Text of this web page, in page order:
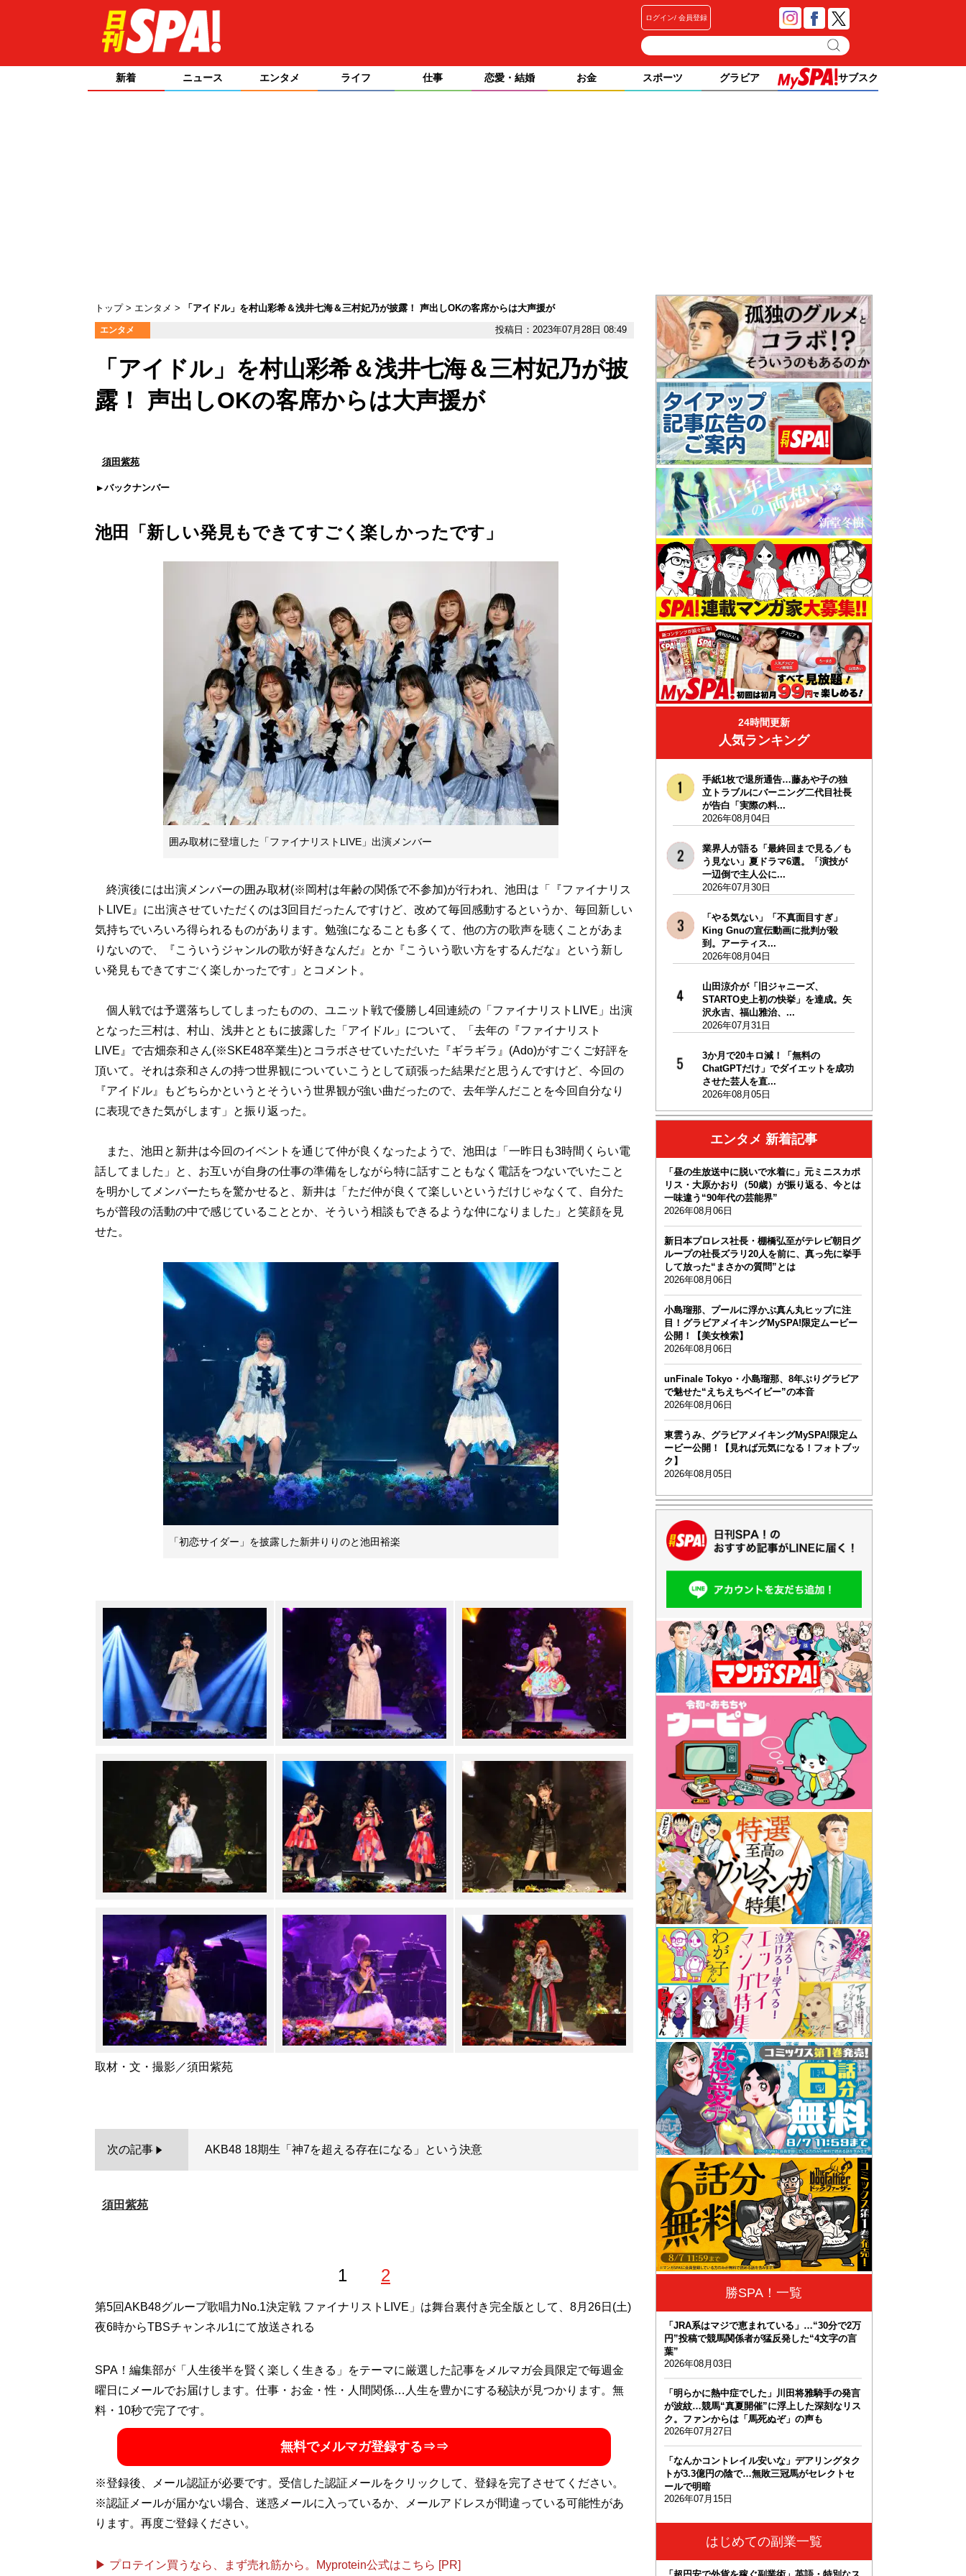
ログイン 会員登録
新着 ニュース エンタメ ライフ 仕事 恋愛・結婚 お金 スポーツ グラビア サブスク
トップ エンタメ 「アイドル」を村山彩希＆浅井七海＆三村妃乃が披露！ 声出しOKの客席からは大声援が
エンタメ 投稿日：2023年07月28日 08:49
「アイドル」を村山彩希＆浅井七海＆三村妃乃が披
露！ 声出しOKの客席からは大声援が
須田紫苑
バックナンバー
池田「新しい発見もできてすごく楽しかったです」
囲み取材に登壇した「ファイナリストLIVE」出演メンバー
終演後には出演メンバーの囲み取材(※岡村は年齢の関係で不参加)が行われ、池田は「『ファイナリス
トLIVE』に出演させていただくのは3回目だったんですけど、改めて毎回感動するというか、毎回新しい
気持ちでいろいろ得られるものがあります。勉強になることも多くて、他の方の歌声を聴くことがあま
りないので、『こういうジャンルの歌が好きなんだ』とか『こういう歌い方をするんだな』という新し
い発見もできてすごく楽しかったです」とコメント。
個人戦では予選落ちしてしまったものの、ユニット戦で優勝し4回連続の「ファイナリストLIVE」出演
となった三村は、村山、浅井とともに披露した「アイドル」について、「去年の『ファイナリスト
LIVE』で古畑奈和さん(※SKE48卒業生)とコラボさせていただいた『ギラギラ』(Ado)がすごくご好評を
頂いて。それは奈和さんの持つ世界観についていこうとして頑張った結果だと思うんですけど、今回の
『アイドル』もどちらかというとそういう世界観が強い曲だったので、去年学んだことを今回自分なり
に表現できた気がします」と振り返った。
また、池田と新井は今回のイベントを通じて仲が良くなったようで、池田は「一昨日も3時間くらい電
話してました」と、お互いが自身の仕事の準備をしながら特に話すこともなく電話をつないでいたこと
を明かしてメンバーたちを驚かせると、新井は「ただ仲が良くて楽しいというだけじゃなくて、自分た
ちが普段の活動の中で感じていることとか、そういう相談もできるような仲になりました」と笑顔を見
せた。
「初恋サイダー」を披露した新井りりのと池田裕楽
取材・文・撮影／須田紫苑
次の記事 AKB48 18期生「神7を超える存在になる」という決意
須田紫苑
1 2
第5回AKB48グループ歌唱力No.1決定戦 ファイナリストLIVE」は舞台裏付き完全版として、8月26日(土)
夜6時からTBSチャンネル1にて放送される
SPA！編集部が「人生後半を賢く楽しく生きる」をテーマに厳選した記事をメルマガ会員限定で毎週金
曜日にメールでお届けします。仕事・お金・性・人間関係…人生を豊かにする秘訣が見つかります。無
料・10秒で完了です。
無料でメルマガ登録する⇒⇒
※登録後、メール認証が必要です。受信した認証メールをクリックして、登録を完了させてください。
※認証メールが届かない場合、迷惑メールに入っているか、メールアドレスが間違っている可能性があ
ります。再度ご登録ください。
▶ プロテイン買うなら、まず売れ筋から。Myprotein公式はこちら [PR]
24時間更新
人気ランキング
手紙1枚で退所通告…藤あや子の独
立トラブルにバーニング二代目社長
が告白「実際の料...
2026年08月04日
業界人が語る「最終回まで見る／も
う見ない」夏ドラマ6選。「演技が
一辺倒で主人公に...
2026年07月30日
「やる気ない」「不真面目すぎ」
King Gnuの宣伝動画に批判が殺
到。アーティス...
2026年08月04日
山田涼介が「旧ジャニーズ、
STARTO史上初の快挙」を達成。矢
沢永吉、福山雅治、...
2026年07月31日
3か月で20キロ減！「無料の
ChatGPTだけ」でダイエットを成功
させた芸人を直...
2026年08月05日
エンタメ 新着記事
「昼の生放送中に脱いで水着に」元ミニスカポ
リス・大原かおり（50歳）が振り返る、今とは
一味違う“90年代の芸能界”
2026年08月06日
新日本プロレス社長・棚橋弘至がテレビ朝日グ
ループの社長ズラリ20人を前に、真っ先に挙手
して放った“まさかの質問”とは
2026年08月06日
小島瑠那、プールに浮かぶ真ん丸ヒップに注
目！グラビアメイキングMySPA!限定ムービー
公開！【美女検索】
2026年08月06日
unFinale Tokyo・小島瑠那、8年ぶりグラビア
で魅せた“えちえちベイビー”の本音
2026年08月06日
東雲うみ、グラビアメイキングMySPA!限定ム
ービー公開！【見れば元気になる！フォトブッ
ク】
2026年08月05日
勝SPA！一覧
「JRA系はマジで恵まれている」…“30分で2万
円”投稿で競馬関係者が猛反発した“4文字の言
葉”
2026年08月03日
「明らかに熱中症でした」川田将雅騎手の発言
が波紋…競馬“真夏開催”に浮上した深刻なリス
ク。ファンからは「馬死ぬぞ」の声も
2026年07月27日
「なんかコントレイル安いな」デアリングタク
トが3.3億円の陰で…無敗三冠馬がセレクトセ
ールで明暗
2026年07月15日
はじめての副業一覧